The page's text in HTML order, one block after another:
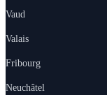
Vaud
Valais
Fribourg
Neuchâtel